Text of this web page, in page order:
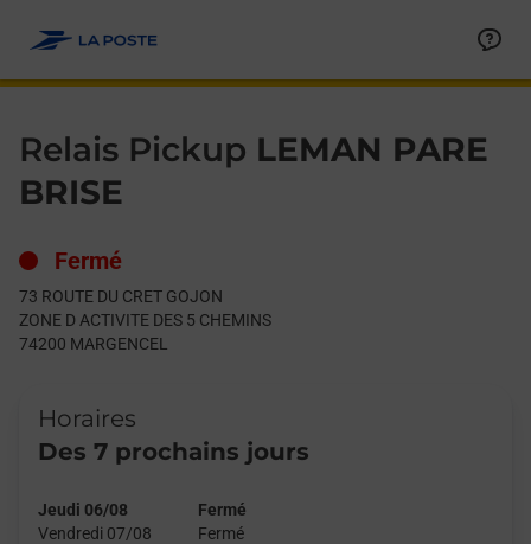
Relais Pickup LEMAN PARE
BRISE
Fermé
73 ROUTE DU CRET GOJON
ZONE D ACTIVITE DES 5 CHEMINS
74200 MARGENCEL
Horaires
Des 7 prochains jours
Jeudi 06/08
Fermé
Vendredi 07/08
Fermé